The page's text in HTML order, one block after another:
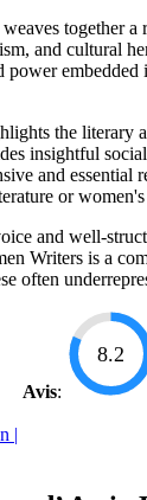
together
and cultural
power embedded
the literary
insightful
and essential
or women's
and well-
Writers is a
often
Avis:
8.2
|